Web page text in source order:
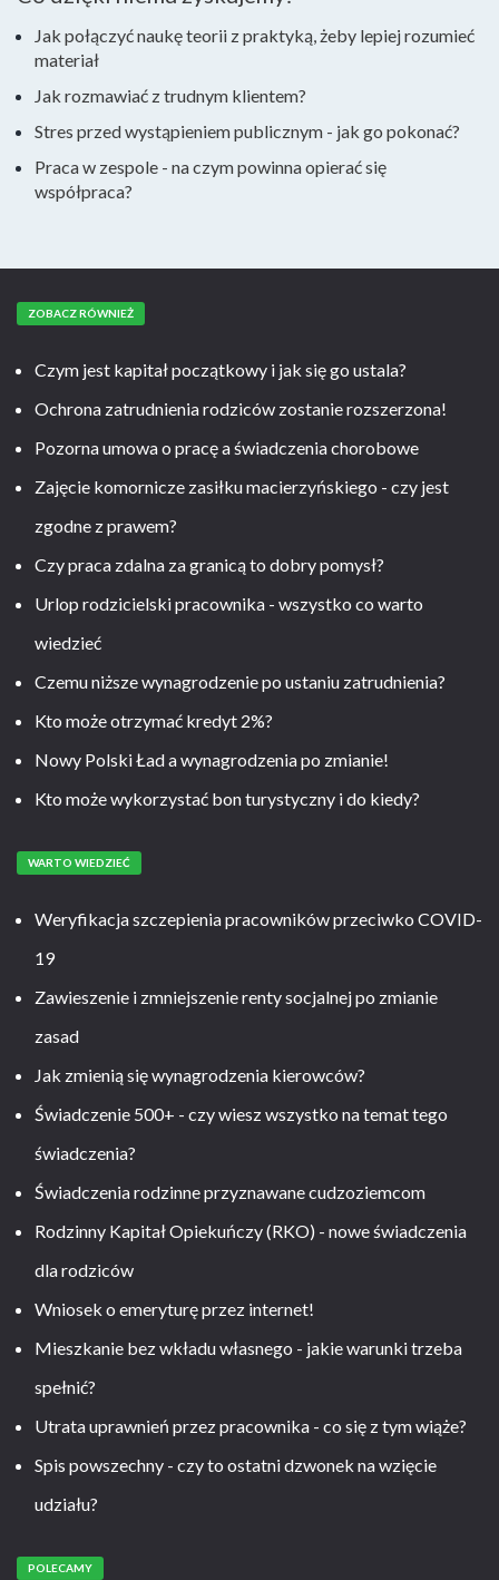
Jak połączyć naukę teorii z praktyką, żeby lepiej rozumieć
materiał
Jak rozmawiać z trudnym klientem?
Stres przed wystąpieniem publicznym - jak go pokonać?
Praca w zespole - na czym powinna opierać się
współpraca?
ZOBACZ RÓWNIEŻ
Czym jest kapitał początkowy i jak się go ustala?
Ochrona zatrudnienia rodziców zostanie rozszerzona!
Pozorna umowa o pracę a świadczenia chorobowe
Zajęcie komornicze zasiłku macierzyńskiego - czy jest
zgodne z prawem?
Czy praca zdalna za granicą to dobry pomysł?
Urlop rodzicielski pracownika - wszystko co warto
wiedzieć
Czemu niższe wynagrodzenie po ustaniu zatrudnienia?
Kto może otrzymać kredyt 2%?
Nowy Polski Ład a wynagrodzenia po zmianie!
Kto może wykorzystać bon turystyczny i do kiedy?
WARTO WIEDZIEĆ
Weryfikacja szczepienia pracowników przeciwko COVID-
19
Zawieszenie i zmniejszenie renty socjalnej po zmianie
zasad
Jak zmienią się wynagrodzenia kierowców?
Świadczenie 500+ - czy wiesz wszystko na temat tego
świadczenia?
Świadczenia rodzinne przyznawane cudzoziemcom
Rodzinny Kapitał Opiekuńczy (RKO) - nowe świadczenia
dla rodziców
Wniosek o emeryturę przez internet!
Mieszkanie bez wkładu własnego - jakie warunki trzeba
spełnić?
Utrata uprawnień przez pracownika - co się z tym wiąże?
Spis powszechny - czy to ostatni dzwonek na wzięcie
udziału?
POLECAMY